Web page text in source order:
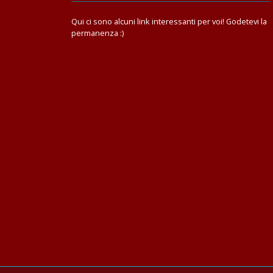
Qui ci sono alcuni link interessanti per voi! Godetevi la
permanenza :)